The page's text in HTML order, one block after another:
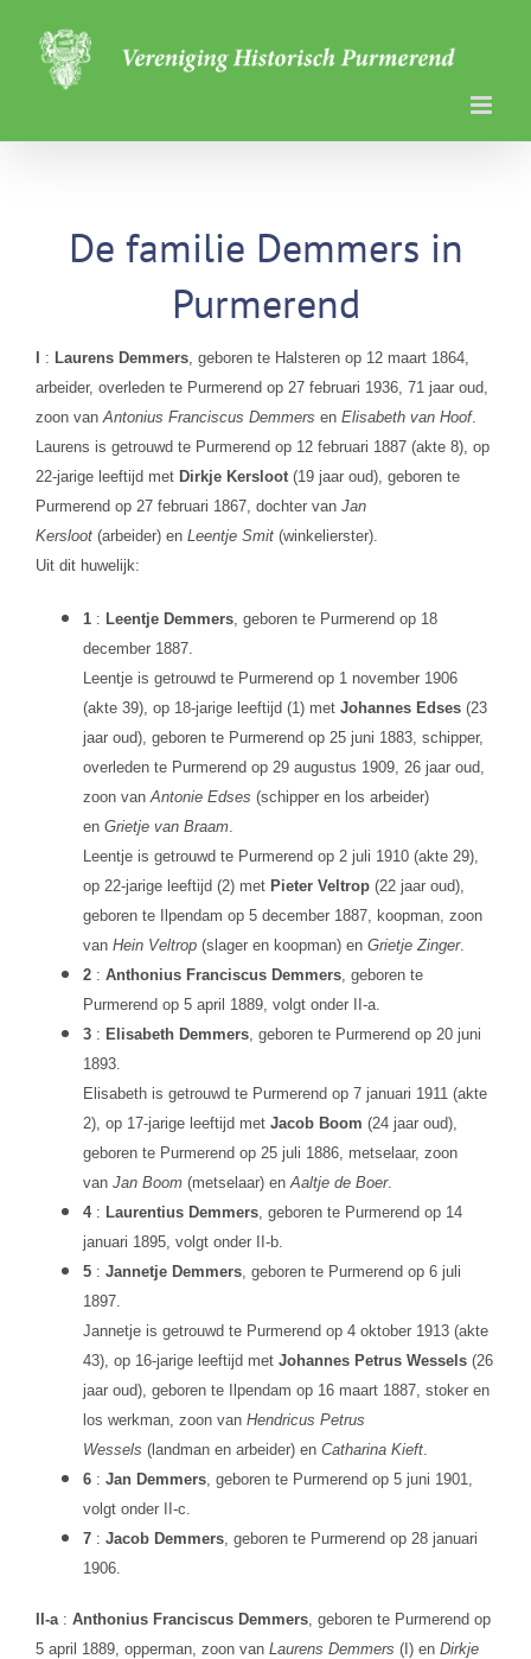
inhoud
De familie Demmers in
Purmerend
: Laurens Demmers, geboren te Halsteren op 12 maart 1864,
arbeider, overleden te Purmerend op 27 februari 1936, 71 jaar oud,
zoon van Antonius Franciscus Demmers en Elisabeth van Hoof.
Laurens is getrouwd te Purmerend op 12 februari 1887 (akte 8), op
22-jarige leeftijd met Dirkje Kersloot(19 jaar oud), geboren te
Purmerend op 27 februari 1867, dochter van Jan
Kersloot(arbeider) en Leentje Smit(winkelierster).
Uit dit huwelijk:
1 : Leentje Demmers, geboren te Purmerend op 18
december 1887.
Leentje is getrouwd te Purmerend op 1 november 1906
(akte 39), op 18-jarige leeftijd (1) met Johannes Edses(23
jaar oud), geboren te Purmerend op 25 juni 1883, schipper,
overleden te Purmerend op 29 augustus 1909, 26 jaar oud,
zoon van Antonie Edses (schipper en los arbeider)
en Grietje van Braam.
Leentje is getrouwd te Purmerend op 2 juli 1910 (akte 29),
op 22-jarige leeftijd (2) met Pieter Veltrop(22 jaar oud),
geboren te Ilpendam op 5 december 1887, koopman, zoon
van Hein Veltrop(slager en koopman) en Grietje Zinger.
2 : Anthonius Franciscus Demmers, geboren te
Purmerend op 5 april 1889, volgt onder II-a.
3 : Elisabeth Demmers, geboren te Purmerend op 20 juni
1893.
Elisabeth is getrouwd te Purmerend op 7 januari 1911 (akte
2), op 17-jarige leeftijd met Jacob Boom (24 jaar oud),
geboren te Purmerend op 25 juli 1886, metselaar, zoon
van Jan Boom(metselaar) en Aaltje de Boer.
4 : Laurentius Demmers, geboren te Purmerend op 14
januari 1895, volgt onder II-b.
5 : Jannetje Demmers, geboren te Purmerend op 6 juli
1897.
Jannetje is getrouwd te Purmerend op 4 oktober 1913 (akte
43), op 16-jarige leeftijd met Johannes Petrus Wessels(26
jaar oud), geboren te Ilpendam op 16 maart 1887, stoker en
los werkman, zoon van Hendricus Petrus
Wessels (landman en arbeider) en Catharina Kieft.
6 : Jan Demmers, geboren te Purmerend op 5 juni 1901,
volgt onder II-c.
7 : Jacob Demmers, geboren te Purmerend op 28 januari
1906.
II-a : Anthonius Franciscus Demmers, geboren te Purmerend op
5 april 1889, opperman, zoon van Laurens Demmers (I) en Dirkje